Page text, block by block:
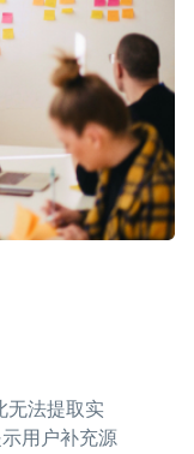
无法提取实
用户补充源